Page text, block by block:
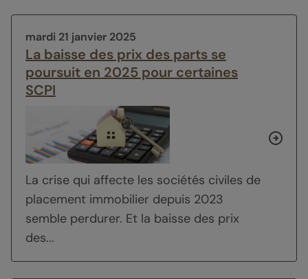
mardi 21 janvier 2025
La baisse des prix des parts se
poursuit en 2025 pour certaines
SCPI
La crise qui affecte les sociétés civiles de
placement immobilier depuis 2023
semble perdurer. Et la baisse des prix
des...